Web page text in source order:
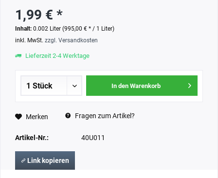
1,99 € *
Inhalt: 0.002 Liter (995,00 € * / 1 Liter)
inkl. MwSt. zzgl. Versandkosten
Lieferzeit 2-4 Werktage
In den Warenkorb
Merken Fragen zum Artikel?
Artikel-Nr.: 40U011
Link kopieren